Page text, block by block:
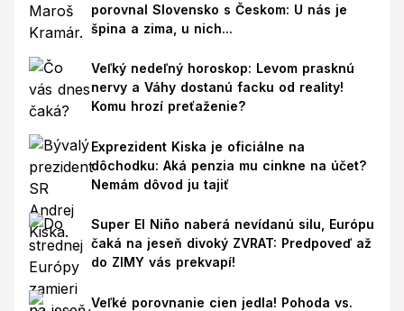
porovnal Slovensko s Českom: U nás je
špina a zima, u nich...
Veľký nedeľný horoskop: Levom prasknú
nervy a Váhy dostanú facku od reality!
Komu hrozí preťaženie?
Exprezident Kiska je oficiálne na
dôchodku: Aká penzia mu cinkne na účet?
Nemám dôvod ju tajiť
Super El Niño naberá nevídanú silu, Európu
čaká na jeseň divoký ZVRAT: Predpoveď až
do ZIMY vás prekvapí!
Veľké porovnanie cien jedla! Pohoda vs.